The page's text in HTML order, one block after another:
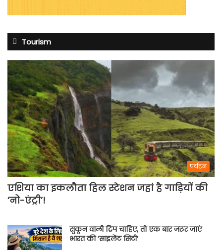
Tourism
पर्यटन
एशिया का इकलौता हिल स्टेशन जहां है गाड़ियों की
‘नो-एंट्री’!
सुकून वाली ट्रिप चाहिए, तो एक बार जरूर जाएं
भारत की ‘साइलेंट सिटी’